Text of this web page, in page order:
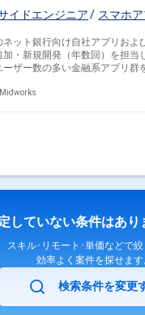
イドエンジニア
スマホ
ネット銀行向け自社アプリおよ
加・新規開発（年数回）を担当
ザー数の多い金融系アプリ群
【業務内容】 自社運営および
週1~2日
していない条件はあり
スキル･リモート･単価などで絞
効率よく案件を探せます
検索条件を変更